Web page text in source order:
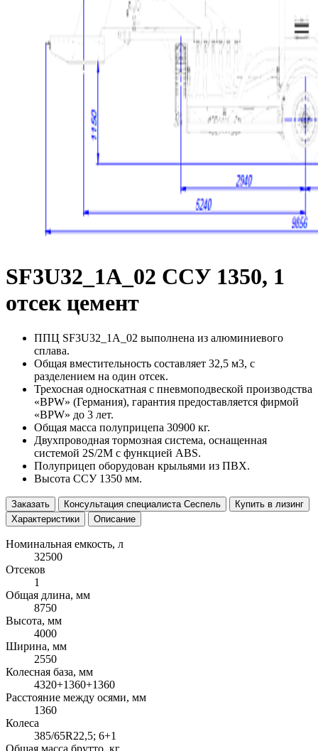
SF3U32_1A_02 ССУ 1350, 1
отсек цемент
ППЦ SF3U32_1A_02 выполнена из алюминиевого
сплава.
Общая вместительность составляет 32,5 м3, с
разделением на один отсек.
Трехосная односкатная с пневмоподвеской производства
«BPW» (Германия), гарантия предоставляется фирмой
«BPW» до 3 лет.
Общая масса полуприцепа 30900 кг.
Двухпроводная тормозная система, оснащенная
системой 2S/2M с функцией ABS.
Полуприцеп оборудован крыльями из ПВХ.
Высота ССУ 1350 мм.
Заказать Консультация специалиста Сеспель
Купить в лизинг
Характеристики
Описание
Номинальная емкость, л
32500
Отсеков
1
Общая длина, мм
8750
Высота, мм
4000
Ширина, мм
2550
Колесная база, мм
4320+1360+1360
Расстояние между осями, мм
1360
Колеса
385/65R22,5; 6+1
Общая масса брутто, кг